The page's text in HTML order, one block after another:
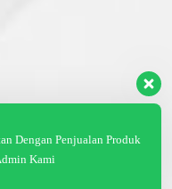
Dengan Penjualan Produk
Kami